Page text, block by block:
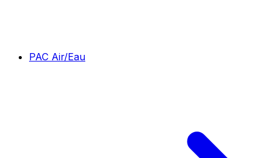
PAC Air/Eau